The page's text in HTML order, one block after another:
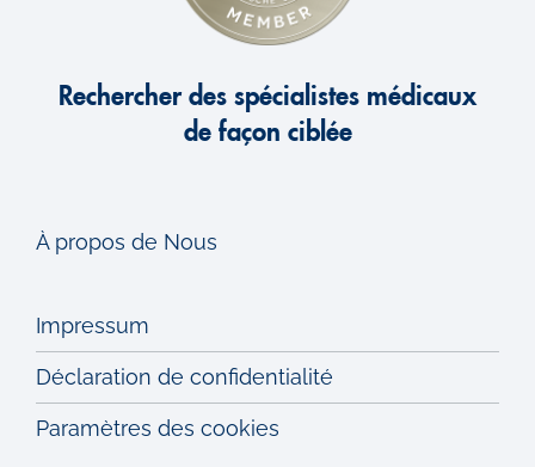
Rechercher des spécialistes médicaux
de façon ciblée
À propos de Nous
Impressum
Déclaration de confidentialité
Paramètres des cookies